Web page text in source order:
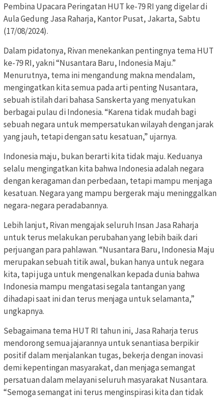
Pembina Upacara Peringatan HUT ke-79 RI yang digelar di
Aula Gedung Jasa Raharja, Kantor Pusat, Jakarta, Sabtu
(17/08/2024).
Dalam pidatonya, Rivan menekankan pentingnya tema HUT
ke-79 RI, yakni “Nusantara Baru, Indonesia Maju.”
Menurutnya, tema ini mengandung makna mendalam,
mengingatkan kita semua pada arti penting Nusantara,
sebuah istilah dari bahasa Sanskerta yang menyatukan
berbagai pulau di Indonesia. “Karena tidak mudah bagi
sebuah negara untuk mempersatukan wilayah dengan jarak
yang jauh, tetapi dengan satu kesatuan,” ujarnya.
Indonesia maju, bukan berarti kita tidak maju. Keduanya
selalu mengingatkan kita bahwa Indonesia adalah negara
dengan keragaman dan perbedaan, tetapi mampu menjaga
kesatuan. Negara yang mampu bergerak maju meninggalkan
negara-negara peradabannya.
Lebih lanjut, Rivan mengajak seluruh Insan Jasa Raharja
untuk terus melakukan perubahan yang lebih baik dari
perjuangan para pahlawan. “Nusantara Baru, Indonesia Maju
merupakan sebuah titik awal, bukan hanya untuk negara
kita, tapi juga untuk mengenalkan kepada dunia bahwa
Indonesia mampu mengatasi segala tantangan yang
dihadapi saat ini dan terus menjaga untuk selamanta,”
ungkapnya.
Sebagaimana tema HUT RI tahun ini, Jasa Raharja terus
mendorong semua jajarannya untuk senantiasa berpikir
positif dalam menjalankan tugas, bekerja dengan inovasi
demi kepentingan masyarakat, dan menjaga semangat
persatuan dalam melayani seluruh masyarakat Nusantara.
“Semoga semangat ini terus menginspirasi kita dan tidak